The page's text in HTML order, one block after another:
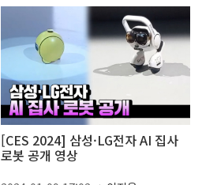
[CES 2024] 삼성·LG전자 AI 집사
로봇 공개 영상